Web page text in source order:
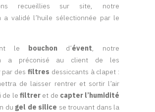
recueillies sur site, notre
a validé l’huile sélectionnée par le
le bouchon d’évent, notre
a préconisé au client de les
par desfiltres dessiccants à clapet :
de laisser rentrer et sortir l’air
de le filtreret de capter l’humidité
du gel de silice se trouvant dans la